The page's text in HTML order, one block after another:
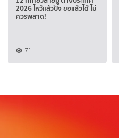
2026 ไหว้แล้วปัง ขอแล้วได้ ไม่
ควรพลาด!
71